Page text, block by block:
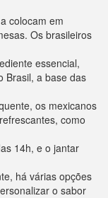
colocam em
Os brasileiros
essencial,
Brasil, a base das
os mexicanos
como
14h, e o jantar
há várias opções
o sabor